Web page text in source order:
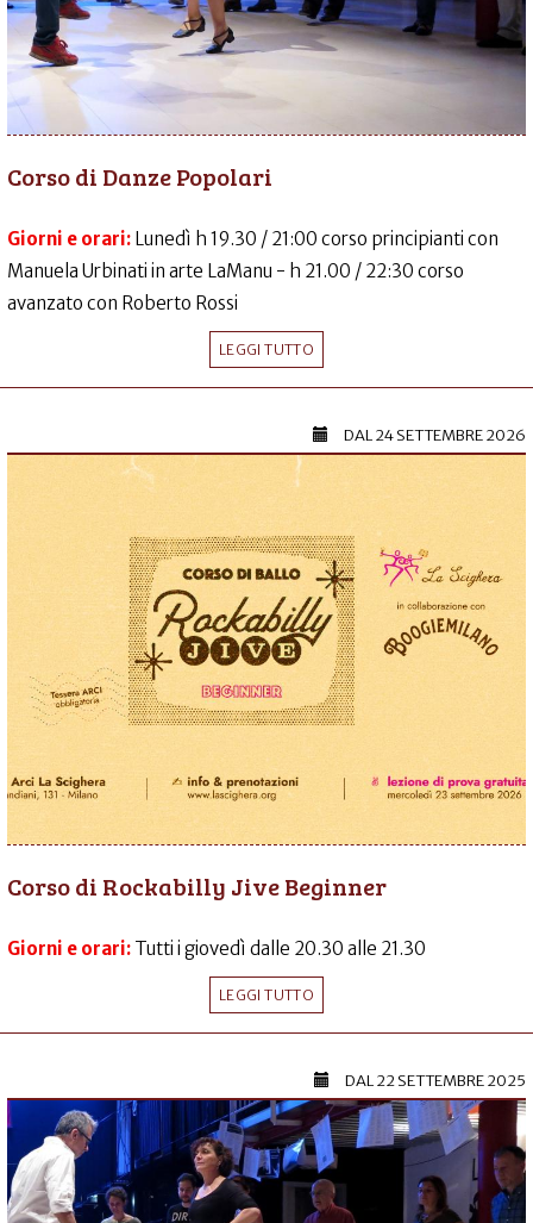
Corso di Danze Popolari
Giorni e orari: Lunedì h 19.30 / 21:00 corso principianti con
Manuela Urbinati in arte LaManu - h 21.00 / 22:30 corso
avanzato con Roberto Rossi
LEGGI TUTTO
DAL24 SETTEMBRE 2026
Corso di Rockabilly Jive Beginner
Giorni e orari: Tutti i giovedì dalle 20.30 alle 21.30
LEGGI TUTTO
DAL22 SETTEMBRE 2025